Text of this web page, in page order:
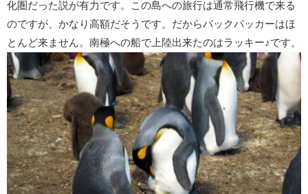
化圏だった説が有力です。この島への旅行は通常飛行機で来る
のですが、かなり高額だそうです。だからバックパッカーはほ
とんど来ません。南極への船で上陸出来たのはラッキー♪です。